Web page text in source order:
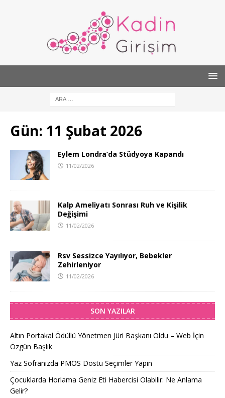
Gün: 11 Şubat 2026
Eylem Londra’da Stüdyoya Kapandı
11/02/2026
Kalp Ameliyatı Sonrası Ruh ve Kişilik
Değişimi
11/02/2026
Rsv Sessizce Yayılıyor, Bebekler
Zehirleniyor
11/02/2026
SON YAZILAR
Altın Portakal Ödüllü Yönetmen Jüri Başkanı Oldu – Web İçin
Özgün Başlık
Yaz Sofranızda PMOS Dostu Seçimler Yapın
Çocuklarda Horlama Geniz Eti Habercisi Olabilir: Ne Anlama
Gelir?